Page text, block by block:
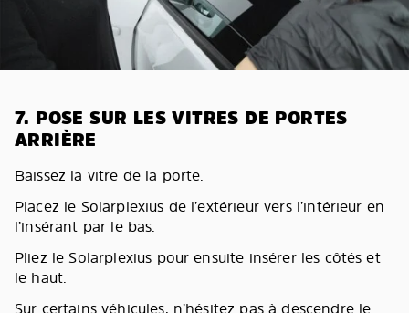
7. POSE SUR LES VITRES DE PORTES
ARRIÈRE
Baissez la vitre de la porte.
Placez le Solarplexius de l’extérieur vers l’intérieur en
l’insérant par le bas.
Pliez le Solarplexius pour ensuite insérer les côtés et
le haut.
Sur certains véhicules, n’hésitez pas à descendre le